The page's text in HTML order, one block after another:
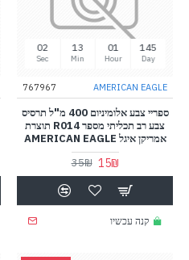
145
Day
01
Hour
13
Min
01
Sec
AMERICAN EAGLE
767967
ספריי צבע אלומיניום 400 מ"ל תרסיס
צבע רב תכליתי מספר R014 תוצרת
אמריקן איגל AMERICAN EAGLE
15₪
35₪
קנה עכשיו